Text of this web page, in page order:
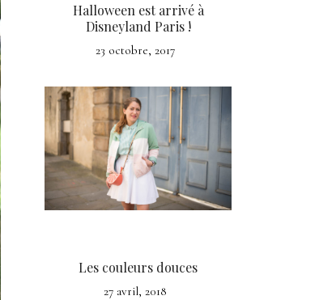
Halloween est arrivé à
Disneyland Paris !
23 octobre, 2017
Les couleurs douces
27 avril, 2018